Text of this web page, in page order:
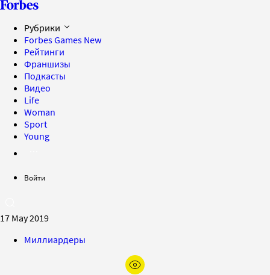
Рубрики
Forbes Games New
Рейтинги
Франшизы
Подкасты
Видео
Life
Woman
Sport
Young
Войти
17 May 2019
Миллиардеры